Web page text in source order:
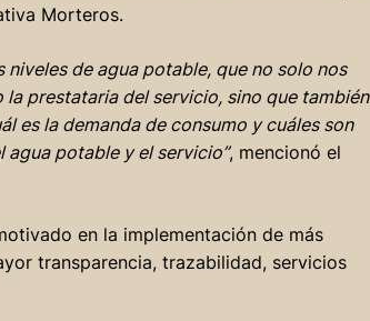
Morteros.
de agua potable, que no solo nos
prestataria del servicio, sino que también
es la demanda de consumo y cuáles son
potable y el servicio”, mencionó el
en la implementación de más
transparencia, trazabilidad, servicios